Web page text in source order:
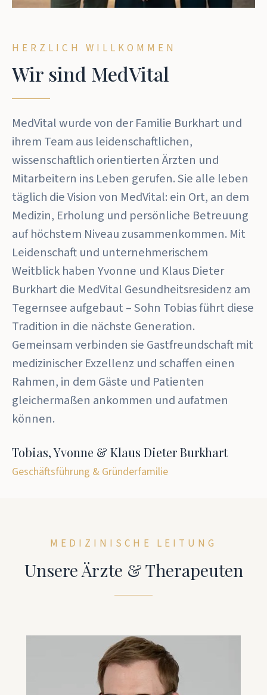
HERZLICH WILLKOMMEN
Wir sind MedVital
MedVital wurde von der Familie Burkhart und
ihrem Team aus leidenschaftlichen,
wissenschaftlich orientierten Ärzten und
Mitarbeitern ins Leben gerufen. Sie alle leben
täglich die Vision von MedVital: ein Ort, an dem
Medizin, Erholung und persönliche Betreuung
auf höchstem Niveau zusammenkommen. Mit
Leidenschaft und unternehmerischem
Weitblick haben Yvonne und Klaus Dieter
Burkhart die MedVital Gesundheitsresidenz am
Tegernsee aufgebaut – Sohn Tobias führt diese
Tradition in die nächste Generation.
Gemeinsam verbinden sie Gastfreundschaft mit
medizinischer Exzellenz und schaffen einen
Rahmen, in dem Gäste und Patienten
gleichermaßen ankommen und aufatmen
können.
Tobias, Yvonne & Klaus Dieter Burkhart
Geschäftsführung & Gründerfamilie
MEDIZINISCHE LEITUNG
Unsere Ärzte & Therapeuten